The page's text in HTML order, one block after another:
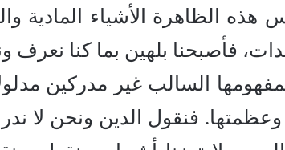
هذه الظاهرة الأشياء المادية
فأصبحنا بلهين بما كنا نعرف
بمفهومها السالب غير مدركين
وعظمتها. فنقول الدين ونحن لا